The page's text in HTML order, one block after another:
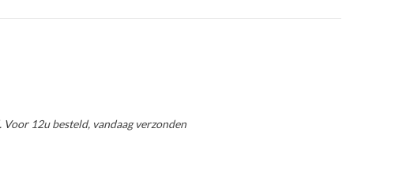
Voor 12u besteld, vandaag verzonden